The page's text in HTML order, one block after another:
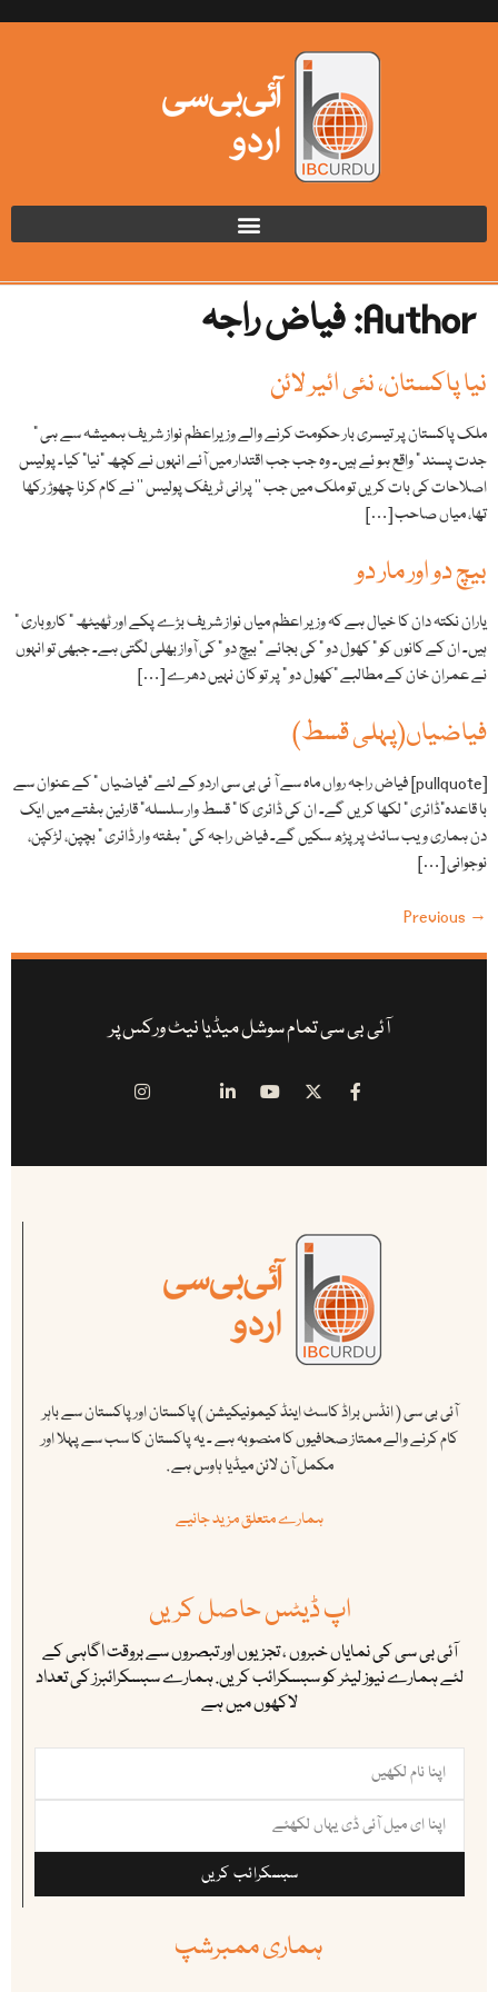
Author: فیاض راجہ
نیا پاکستان، نئی ائیر لائن
ملک پاکستان پر تیسری بار حکومت کرنے والے وزیراعظم نواز شریف ہمیشہ سے ہی ”
جدت پسند ” واقع ہو ئے ہیں۔ وہ جب جب اقتدار میں آئے انہوں نے کچھ "نیا” کیا۔ پولیس
اصلاحات کی بات کریں تو ملک میں جب ’’ پرانی ٹریفک پولیس ‘‘ نے کام کرنا چھوڑ رکھا
تھا، میاں صاحب […]
بیچ دو اور مار دو
یاران نکتہ دان کا خیال ہے کہ وزیر اعظم میاں نواز شریف بڑے پکے اور ٹھیٹھ ” کاروباری ”
ہیں۔ ان کے کانوں کو ” کھول دو ” کی بجائے ” بیچ دو ” کی آواز بھلی لگتی ہے۔ جبھی تو انہوں
نے عمران خان کے مطالبے "کھول دو ” پر تو کان نہیں دھرے […]
فیاضیاں(پہلی قسط)
[pullquote] فیاض راجہ رواں ماہ سے آ ئی بی سی اردو کے لئے "فیاضیاں ” کے عنوان سے
با قاعدہ”ڈائری ” لکھا کریں گے۔ ان کی ڈائری کا ” قسط وار سلسلہ” قارئین ہفتے میں ایک
دن ہماری ویب سائٹ پر پڑھ سکیں گے۔ فیاض راجہ کی ” ہفتہ وار ڈائری ” بچپن، لڑکپن،
نوجوانی […]
→
آئی بی سی تمام سوشل میڈیا نیٹ ورکس پر
آئی بی سی ( انڈس براڈ کاسٹ اینڈ کیمونیکیشن ) پاکستان اور پاکستان سے باہر
کام کرنے والے ممتاز صحافیوں کا منصوبہ ہے ۔ یہ پاکستان کا سب سے پہلا اور
مکمل آن لائن میڈیا ہاوس ہے .
ہمارے متعلق مزید جانیے
اپ ڈیٹس حاصل کریں
آئی بی سی کی نمایاں خبروں ، تجزیوں اور تبصروں سے بروقت اگاہی کے
لئے ہمارے نیوز لیٹر کو سبسکرائب کریں. ہمارے سبسکرائبرز کی تعداد
لاکھوں میں ہے
سبسکرائب کریں
ہماری ممبرشپ